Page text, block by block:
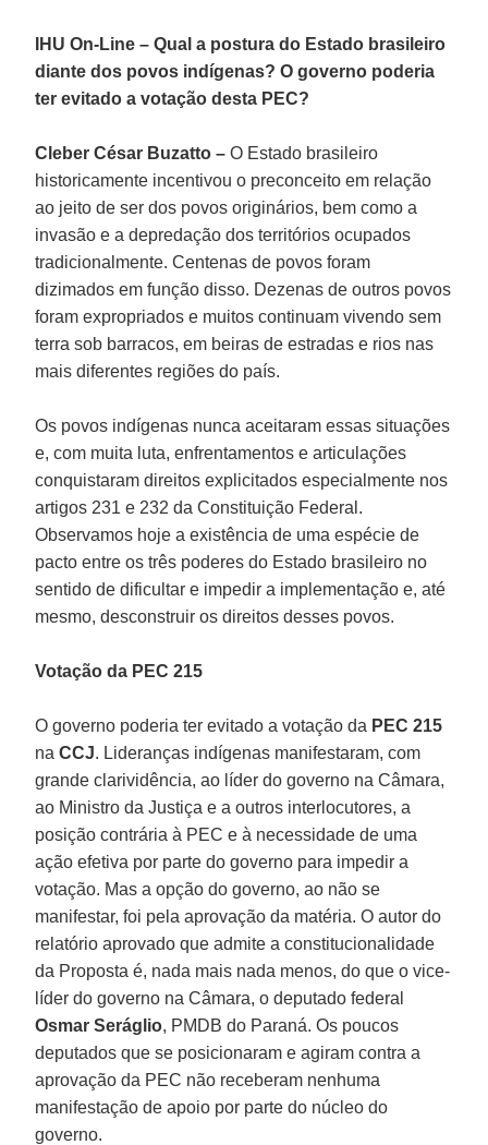
IHU On-Line – Qual a postura do Estado brasileiro
diante dos povos indígenas? O governo poderia
ter evitado a votação desta PEC?
Cleber César Buzatto – O Estado brasileiro
historicamente incentivou o preconceito em relação
ao jeito de ser dos povos originários, bem como a
invasão e a depredação dos territórios ocupados
tradicionalmente. Centenas de povos foram
dizimados em função disso. Dezenas de outros povos
foram expropriados e muitos continuam vivendo sem
terra sob barracos, em beiras de estradas e rios nas
mais diferentes regiões do país.
Os povos indígenas nunca aceitaram essas situações
e, com muita luta, enfrentamentos e articulações
conquistaram direitos explicitados especialmente nos
artigos 231 e 232 da Constituição Federal.
Observamos hoje a existência de uma espécie de
pacto entre os três poderes do Estado brasileiro no
sentido de dificultar e impedir a implementação e, até
mesmo, desconstruir os direitos desses povos.
Votação da PEC 215
O governo poderia ter evitado a votação da PEC 215
naCCJ. Lideranças indígenas manifestaram, com
grande clarividência, ao líder do governo na Câmara,
ao Ministro da Justiça e a outros interlocutores, a
posição contrária à PEC e à necessidade de uma
ação efetiva por parte do governo para impedir a
votação. Mas a opção do governo, ao não se
manifestar, foi pela aprovação da matéria. O autor do
relatório aprovado que admite a constitucionalidade
da Proposta é, nada mais nada menos, do que o vice-
líder do governo na Câmara, o deputado federal
Osmar Seráglio, PMDB do Paraná. Os poucos
deputados que se posicionaram e agiram contra a
aprovação da PEC não receberam nenhuma
manifestação de apoio por parte do núcleo do
governo.